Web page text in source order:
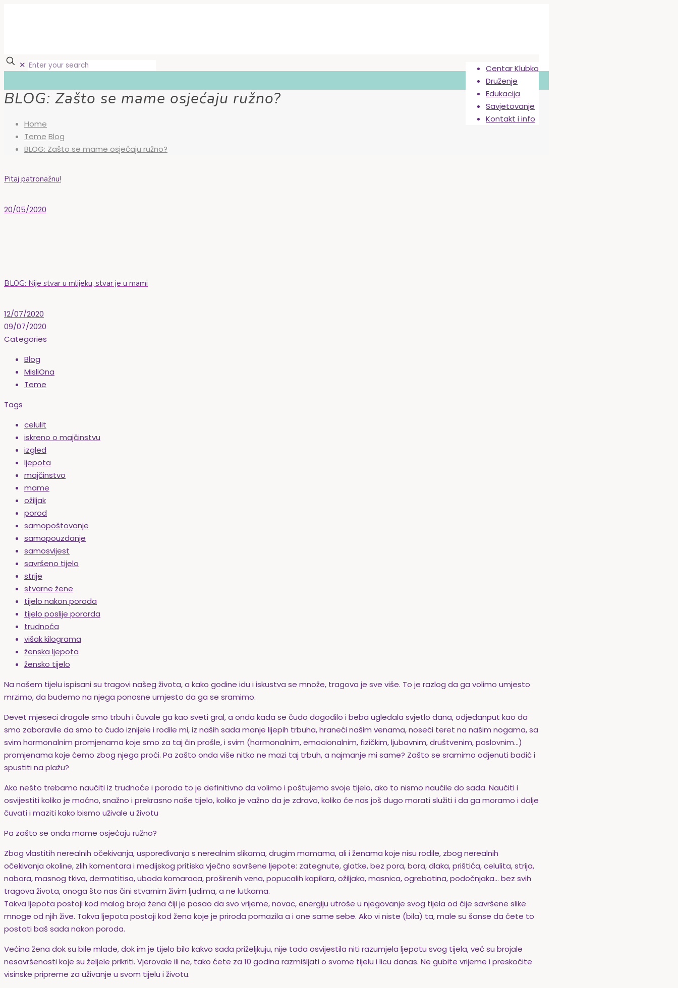
Centar Klubko
Druženje
Edukacija
Savjetovanje
Kontakt i info
✕
BLOG: Zašto se mame osjećaju ružno?
Home
Teme Blog
BLOG: Zašto se mame osjećaju ružno?
Pitaj patronažnu!
20/05/2020
BLOG: Nije stvar u mlijeku, stvar je u mami
12/07/2020
09/07/2020
Categories
Blog
MisliOna
Teme
Tags
celulit
iskreno o majčinstvu
izgled
ljepota
majčinstvo
mame
ožiljak
porod
samopoštovanje
samopouzdanje
samosvijest
savršeno tijelo
strije
stvarne žene
tijelo nakon poroda
tijelo poslije pororda
trudnoća
višak kilograma
ženska ljepota
žensko tijelo
Na našem tijelu ispisani su tragovi našeg života, a kako godine idu i iskustva se množe, tragova je sve više. To je razlog da ga volimo umjesto
mrzimo, da budemo na njega ponosne umjesto da ga se sramimo.
Devet mjeseci dragale smo trbuh i čuvale ga kao sveti gral, a onda kada se čudo dogodilo i beba ugledala svjetlo dana, odjedanput kao da
smo zaboravile da smo to čudo iznijele i rodile mi, iz naših sada manje lijepih trbuha, hraneći našim venama, noseći teret na našim nogama, sa
svim hormonalnim promjenama koje smo za taj čin prošle, i svim (hormonalnim, emocionalnim, fizičkim, ljubavnim, društvenim, poslovnim…)
promjenama koje ćemo zbog njega proći. Pa zašto onda više nitko ne mazi taj trbuh, a najmanje mi same? Zašto se sramimo odjenuti badić i
spustiti na plažu?
Ako nešto trebamo naučiti iz trudnoće i poroda to je definitivno da volimo i poštujemo svoje tijelo, ako to nismo naučile do sada. Naučiti i
osvijestiti koliko je moćno, snažno i prekrasno naše tijelo, koliko je važno da je zdravo, koliko će nas još dugo morati služiti i da ga moramo i dalje
čuvati i maziti kako bismo uživale u životu
Pa zašto se onda mame osjećaju ružno?
Zbog vlastitih nerealnih očekivanja, uspoređivanja s nerealnim slikama, drugim mamama, ali i ženama koje nisu rodile, zbog nerealnih
očekivanja okoline, zlih komentara i medijskog pritiska vječno savršene ljepote: zategnute, glatke, bez pora, bora, dlaka, prištića, celulita, strija,
nabora, masnog tkiva, dermatitisa, uboda komaraca, proširenih vena, popucalih kapilara, ožiljaka, masnica, ogrebotina, podočnjaka… bez svih
tragova života, onoga što nas čini stvarnim živim ljudima, a ne lutkama.
Takva ljepota postoji kod malog broja žena čiji je posao da svo vrijeme, novac, energiju utroše u njegovanje svog tijela od čije savršene slike
mnoge od njih žive. Takva ljepota postoji kod žena koje je priroda pomazila a i one same sebe. Ako vi niste (bila) ta, male su šanse da ćete to
postati baš sada nakon poroda.
Većina žena dok su bile mlade, dok im je tijelo bilo kakvo sada priželjkuju, nije tada osvijestila niti razumjela ljepotu svog tijela, već su brojale
nesavršenosti koje su željele prikriti. Vjerovale ili ne, tako ćete za 10 godina razmišljati o svome tijelu i licu danas. Ne gubite vrijeme i preskočite
visinske pripreme za uživanje u svom tijelu i životu.